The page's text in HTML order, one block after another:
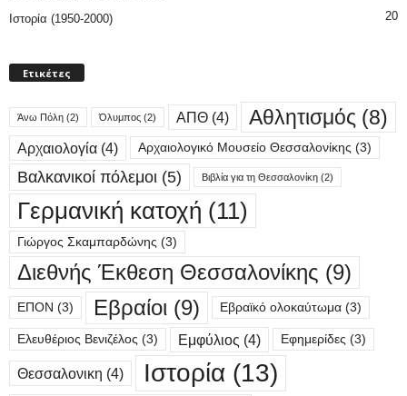
Ιστορία (1950-2000) 20
Ετικέτες
Άνω Πόλη (2) Όλυμπος (2) ΑΠΘ (4) Αθλητισμός (8)
Αρχαιολογία (4) Αρχαιολογικό Μουσείο Θεσσαλονίκης (3)
Βαλκανικοί πόλεμοι (5) Βιβλία για τη Θεσσαλονίκη (2)
Γερμανική κατοχή (11)
Γιώργος Σκαμπαρδώνης (3)
Διεθνής Έκθεση Θεσσαλονίκης (9)
ΕΠΟΝ (3) Εβραίοι (9) Εβραϊκό ολοκαύτωμα (3)
Ελευθέριος Βενιζέλος (3) Εμφύλιος (4) Εφημερίδες (3)
Θεσσαλονικη (4) Ιστορία (13)